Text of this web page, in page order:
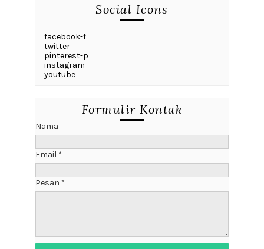
Social Icons
facebook-f
twitter
pinterest-p
instagram
youtube
Formulir Kontak
Nama
Email *
Pesan *